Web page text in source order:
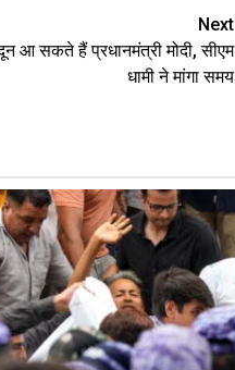
Next
आ सकते हैं प्रधानमंत्री मोदी, सीएम
धामी ने मांगा समय